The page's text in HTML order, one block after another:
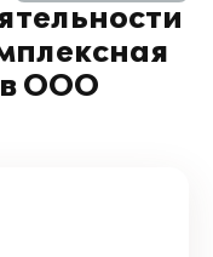
в ООО